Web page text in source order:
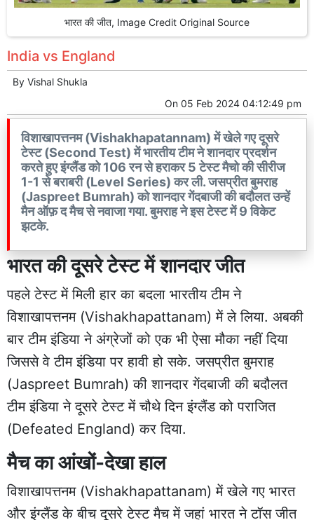
भारत की जीत, Image Credit Original Source
India vs England
By Vishal Shukla
On 05 Feb 2024 04:12:49 pm
विशाखापत्तनम (Vishakhapatannam) में खेले गए दूसरे
टेस्ट (Second Test) में भारतीय टीम ने शानदार प्रदर्शन
करते हुए इंग्लैंड को 106 रन से हराकर 5 टेस्ट मैचो की सीरीज
1-1 से बराबरी (Level Series) कर ली. जसप्रीत बुमराह
(Jaspreet Bumrah) को शानदार गेंदबाजी की बदौलत उन्हें
मैन ऑफ़ द मैच से नवाजा गया. बुमराह ने इस टेस्ट में 9 विकेट
झटके.
भारत की दूसरे टेस्ट में शानदार जीत
पहले टेस्ट में मिली हार का बदला भारतीय टीम ने
विशाखापत्तनम (Vishakhapattanam) में ले लिया. अबकी
बार टीम इंडिया ने अंग्रेजों को एक भी ऐसा मौका नहीं दिया
जिससे वे टीम इंडिया पर हावी हो सके. जसप्रीत बुमराह
(Jaspreet Bumrah) की शानदार गेंदबाजी की बदौलत
टीम इंडिया ने दूसरे टेस्ट में चौथे दिन इंग्लैंड को पराजित
(Defeated England) कर दिया.
मैच का आंखों-देखा हाल
विशाखापत्तनम (Vishakhapattanam) में खेले गए भारत
और इंग्लैंड के बीच दूसरे टेस्ट मैच में जहां भारत ने टॉस जीत